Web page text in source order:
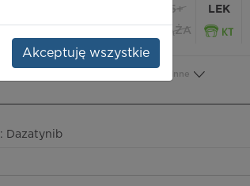
65+
CIĄŻA
LEK
Inne
Dazatynib
Akceptuję wszystkie